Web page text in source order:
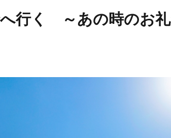
行く ～あの時のお礼